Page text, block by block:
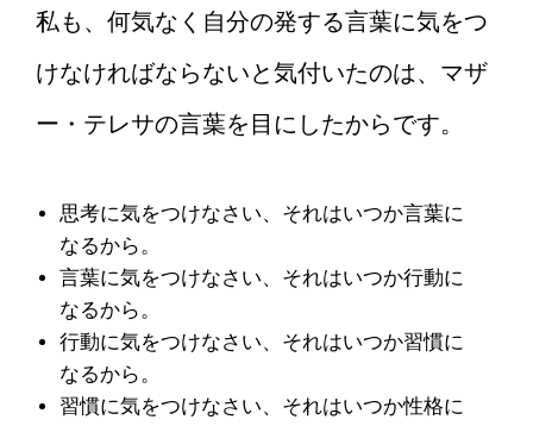
私も、何気なく自分の発する言葉に気をつ
けなければならないと気付いたのは、マザ
ー・テレサの言葉を目にしたからです。
思考に気をつけなさい、それはいつか言葉に
なるから。
言葉に気をつけなさい、それはいつか行動に
なるから。
行動に気をつけなさい、それはいつか習慣に
なるから。
習慣に気をつけなさい、それはいつか性格に